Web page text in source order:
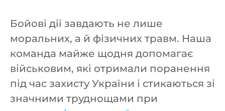
Бойові дії завдають не лише
моральних, а й фізичних травм. Наша
команда майже щодня допомагає
військовим, які отримали поранення
під час захисту України і стикаються зі
значними труднощами при